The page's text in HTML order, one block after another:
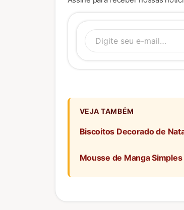
VEJA TAMBÉM
Biscoitos Decorado de
Mousse de Manga Simples